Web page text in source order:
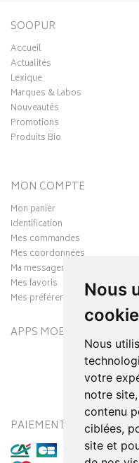
Nous
Nous
votre
notre
contenu
ciblées,
site et
SOOPUR
Accueil
Actualités
Lexique
Marques & Labos
Nouveautés
Promotions
Produits Bio
MON COMPTE
Mon panier
Identification
Mes commandes
Mes coordonnées
Ma messagerie
Mes favoris
Mes préférences Cookies
APPS MOBILES
PAIEMENT SÉCURISÉ